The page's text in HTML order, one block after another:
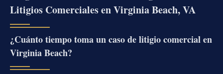
Litigios Comerciales en Virginia Beach, VA
¿Cuánto tiempo toma un caso de litigio comercial en
Virginia Beach?